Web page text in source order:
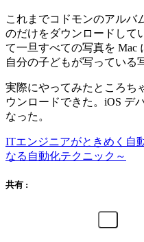
これまでコドモンのアルバ
のだけをダウンロードして
て一旦すべての写真を Mac
自分の子どもが写っている
実際にやってみたところち
ウンロードできた。iOS デ
なった。
ITエンジニアがときめく自
なる自動化テクニック～
共有 :